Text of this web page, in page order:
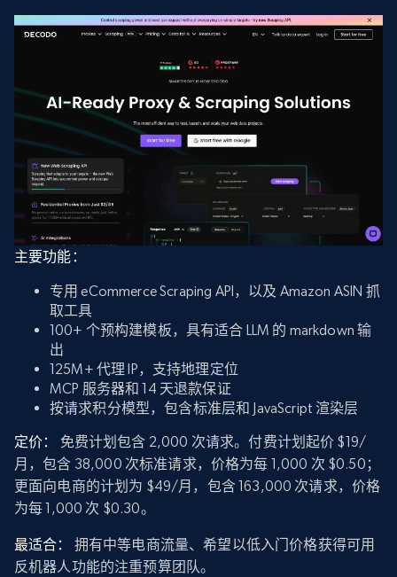
主要功能：
专用 eCommerce Scraping API，以及 Amazon ASIN 抓
取工具
100+ 个预构建模板，具有适合 LLM 的 markdown 输
出
125M+ 代理 IP，支持地理定位
MCP 服务器和 14 天退款保证
按请求积分模型，包含标准层和 JavaScript 渲染层
定价：
免费计划包含 2,000 次请求。付费计划起价 $19/
月，包含 38,000 次标准请求，价格为每 1,000 次 $0.50；
更面向电商的计划为 $49/月，包含 163,000 次请求，价格
为每 1,000 次 $0.30。
最适合：
拥有中等电商流量、希望以低入门价格获得可用
反机器人功能的注重预算团队。